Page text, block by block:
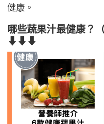
健康。
哪些蔬果汁最健康？
⬇⬇⬇